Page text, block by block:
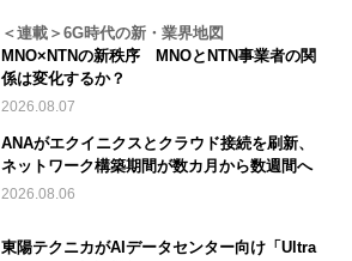
＜連載＞6G時代の新・業界地図
MNO×NTNの新秩序 MNOとNTN事業者の関
係は変化するか？
2026.08.07
ANAがエクイニクスとクラウド接続を刷新、
ネットワーク構築期間が数カ月から数週間へ
2026.08.06
東陽テクニカがAIデータセンター向け「Ultra